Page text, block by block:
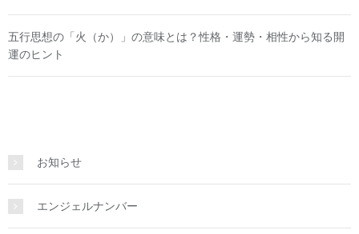
五行思想の「火（か）」の意味とは？性格・運勢・相性から知る開
運のヒント
お知らせ
エンジェルナンバー